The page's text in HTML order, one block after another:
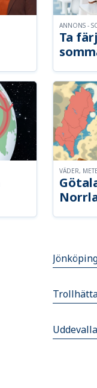
Ta
ANNONS -
VÄDER,
Uddevalla